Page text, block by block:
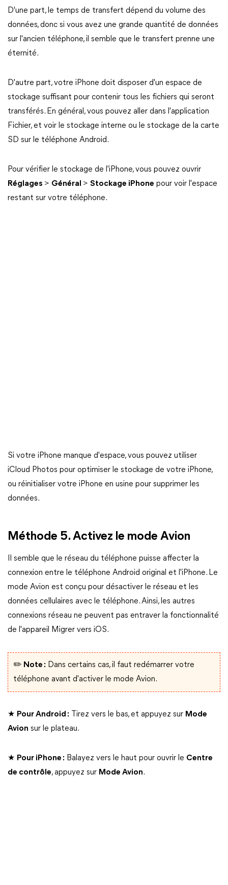
D'une part, le temps de transfert dépend du volume des
données, donc si vous avez une grande quantité de données
sur l'ancien téléphone, il semble que le transfert prenne une
éternité.
D'autre part, votre iPhone doit disposer d'un espace de
stockage suffisant pour contenir tous les fichiers qui seront
transférés. En général, vous pouvez aller dans l'application
Fichier, et voir le stockage interne ou le stockage de la carte
SD sur le téléphone Android.
Pour vérifier le stockage de l'iPhone, vous pouvez ouvrir
Réglages > Général > Stockage iPhone pour voir l'espace
restant sur votre téléphone.
Si votre iPhone manque d'espace, vous pouvez utiliser
iCloud Photos pour optimiser le stockage de votre iPhone,
ou réinitialiser votre iPhone en usine pour supprimer les
données.
Méthode 5. Activez le mode Avion
Il semble que le réseau du téléphone puisse affecter la
connexion entre le téléphone Android original et l'iPhone. Le
mode Avion est conçu pour désactiver le réseau et les
données cellulaires avec le téléphone. Ainsi, les autres
connexions réseau ne peuvent pas entraver la fonctionnalité
de l'appareil Migrer vers iOS.
✏️ Note : Dans certains cas, il faut redémarrer votre
téléphone avant d'activer le mode Avion.
★ Pour Android : Tirez vers le bas, et appuyez sur Mode
Avion sur le plateau.
★ Pour iPhone : Balayez vers le haut pour ouvrir le Centre
de contrôle, appuyez sur Mode Avion.